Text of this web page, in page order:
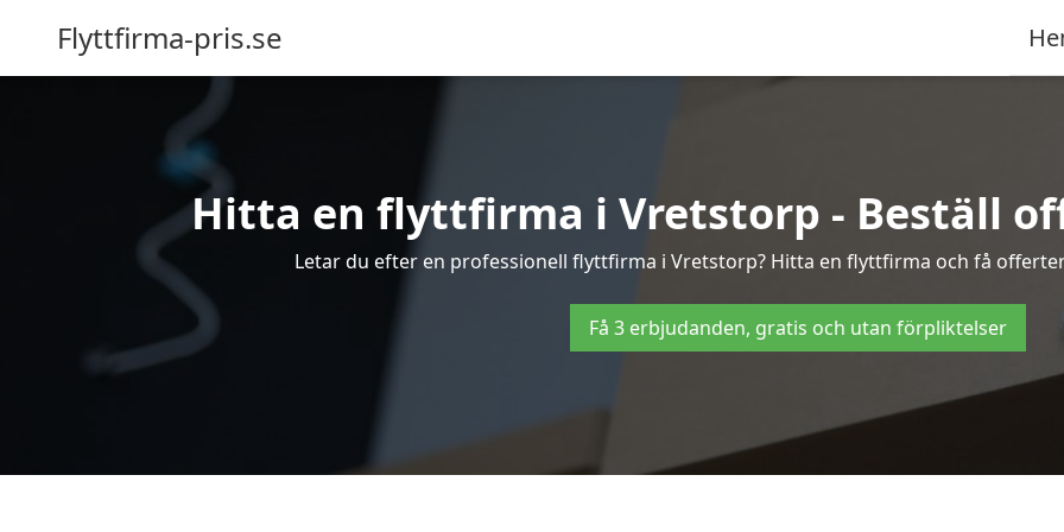
Flyttfirma-pris.se
Hitta en flyttfirma i Vretstorp - Beställ
Letar du efter en professionell flyttfirma i Vretstorp? Hitta en flyttfirma och få
Få 3 erbjudanden, gratis och utan förpliktelser